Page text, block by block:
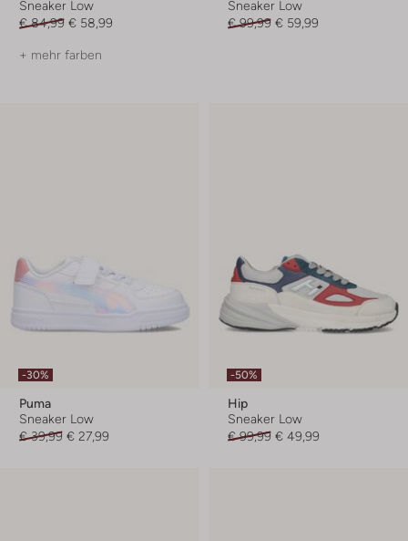
Sneaker Low
€ 84,99 € 58,99
+ mehr farben
Sneaker Low
€ 99,99 € 59,99
-30%
Puma
Sneaker Low
€ 39,99 € 27,99
-50%
Hip
Sneaker Low
€ 99,99 € 49,99